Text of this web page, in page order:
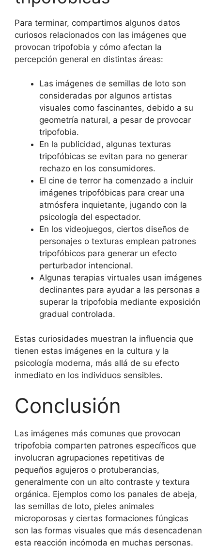
Para terminar, compartimos algunos datos
curiosos relacionados con las imágenes que
provocan tripofobia y cómo afectan la
percepción general en distintas áreas:
Las imágenes de semillas de loto son
consideradas por algunos artistas
visuales como fascinantes, debido a su
geometría natural, a pesar de provocar
tripofobia.
En la publicidad, algunas texturas
tripofóbicas se evitan para no generar
rechazo en los consumidores.
El cine de terror ha comenzado a incluir
imágenes tripofóbicas para crear una
atmósfera inquietante, jugando con la
psicología del espectador.
En los videojuegos, ciertos diseños de
personajes o texturas emplean patrones
tripofóbicos para generar un efecto
perturbador intencional.
Algunas terapias virtuales usan imágenes
declinantes para ayudar a las personas a
superar la tripofobia mediante exposición
gradual controlada.
Estas curiosidades muestran la influencia que
tienen estas imágenes en la cultura y la
psicología moderna, más allá de su efecto
inmediato en los individuos sensibles.
Conclusión
Las imágenes más comunes que provocan
tripofobia comparten patrones específicos que
involucran agrupaciones repetitivas de
pequeños agujeros o protuberancias,
generalmente con un alto contraste y textura
orgánica. Ejemplos como los panales de abeja,
las semillas de loto, pieles animales
microporosas y ciertas formaciones fúngicas
son las formas visuales que más desencadenan
esta reacción incómoda en muchas personas.